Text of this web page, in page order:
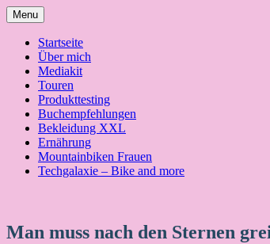
Skip
to
content
Menu
Startseite
Über mich
Mediakit
Touren
Produkttesting
Buchempfehlungen
Bekleidung XXL
Ernährung
Mountainbiken Frauen
Techgalaxie – Bike and more
Man muss nach den Sternen